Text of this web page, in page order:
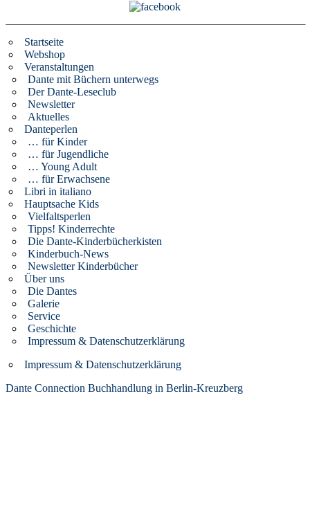
Startseite
Webshop
Veranstaltungen
Dante mit Büchern unterwegs
Der Dante-Leseclub
Newsletter
Aktuelles
Danteperlen
… für Kinder
… für Jugendliche
… Young Adult
… für Erwachsene
Libri in italiano
Hauptsache Kids
Vielfaltsperlen
Tipps! Kinderrechte
Die Dante-Kinderbücherkisten
Kinderbuch-News
Newsletter Kinderbücher
Über uns
Die Dantes
Galerie
Service
Geschichte
Impressum & Datenschutzerklärung
Impressum & Datenschutzerklärung
Dante Connection Buchhandlung in Berlin-Kreuzberg